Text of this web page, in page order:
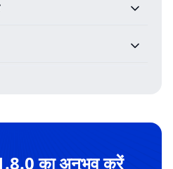
का अनुभव करें